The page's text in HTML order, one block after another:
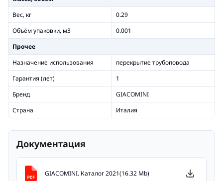
Вес, кг
0.29
Объём упаковки, м3
0.001
Прочее
Назначение использования
перекрытие трубоповода
Гарантия (лет)
1
Бренд
GIACOMINI
Страна
Италия
Документация
GIACOMINI. Каталог 2021(16.32 Mb)